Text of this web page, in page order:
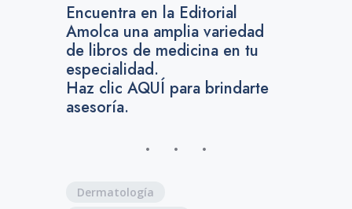
Encuentra en la Editorial
Amolca una amplia variedad
de libros de medicina en tu
especialidad.
Haz clic AQUÍ para brindarte
asesoría.
Dermatología